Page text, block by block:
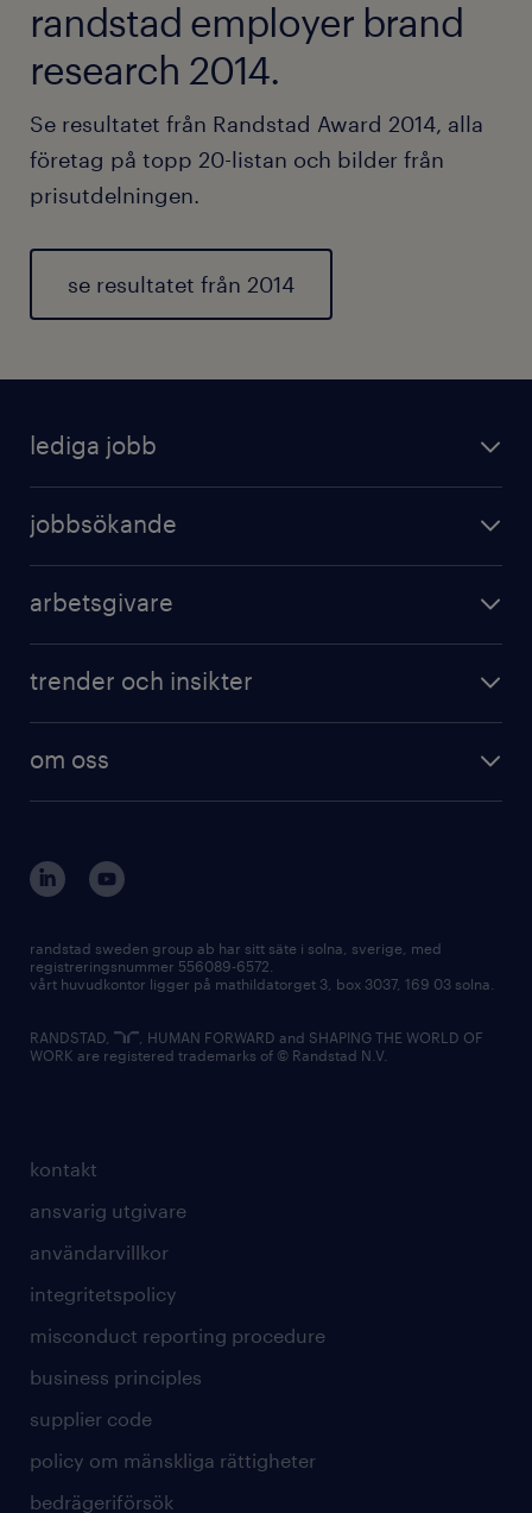
randstad employer brand
research 2014.
Se resultatet från Randstad Award 2014, alla
företag på topp 20-listan och bilder från
prisutdelningen.
se resultatet från 2014
lediga jobb
jobbsökande
arbetsgivare
trender och insikter
om oss
kontakt
ansvarig utgivare
användarvillkor
integritetspolicy
misconduct reporting procedure
business principles
supplier code
policy om mänskliga rättigheter
bedrägeriförsök
randstad sweden group ab har sitt säte i solna, sverige, med
registreringsnummer 556089-6572.
vårt huvudkontor ligger på mathildatorget 3, box 3037, 169 03 solna.
RANDSTAD,
, HUMAN FORWARD and SHAPING THE WORLD OF
WORK are registered trademarks of © Randstad N.V.